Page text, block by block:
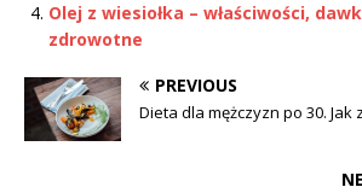
Olej z wiesiołka – właściwości,
zdrowotne
PREVIOUS
Dieta dla mężczyzn po 30.